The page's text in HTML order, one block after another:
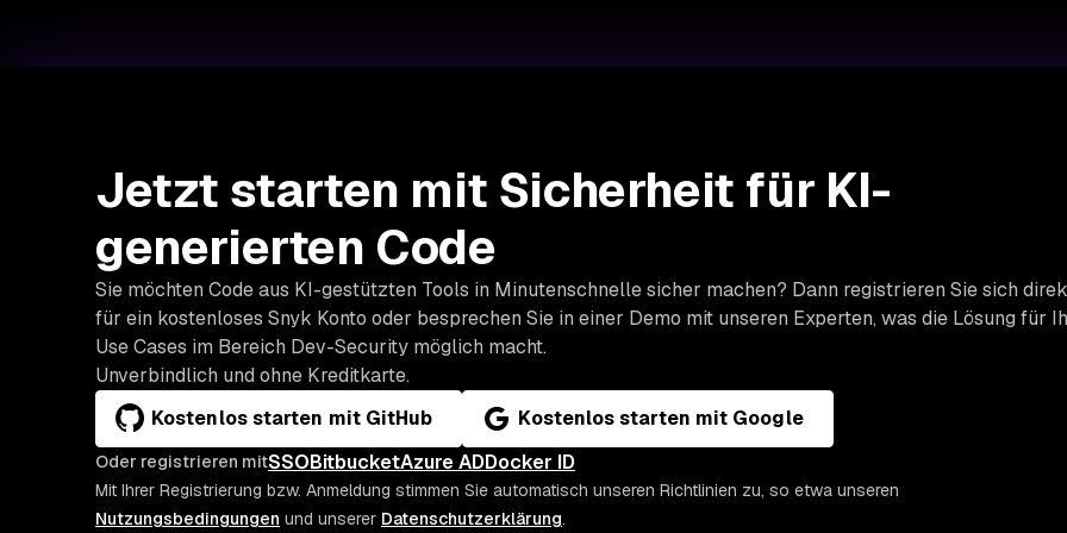
Jetzt starten mit Sicherheit für KI-
generierten Code
Sie möchten Code aus KI-gestützten Tools in Minutenschnelle sicher machen? Dann registrieren Sie sich
für ein kostenloses Snyk Konto oder besprechen Sie in einer Demo mit unseren Experten, was die Lösung für
Use Cases im Bereich Dev-Security möglich macht.
Unverbindlich und ohne Kreditkarte.
Kostenlos starten mit GitHub
Kostenlos starten mit Google
Oder registrieren mitSSOBitbucketAzure ADDocker ID
Mit Ihrer Registrierung bzw. Anmeldung stimmen Sie automatisch unseren Richtlinien zu, so etwa unseren
Nutzungsbedingungen und unserer Datenschutzerklärung.